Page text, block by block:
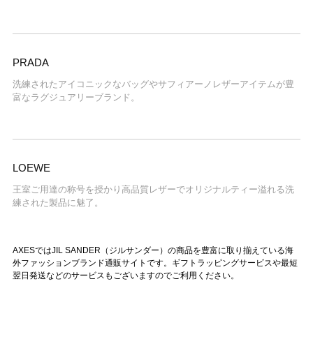
PRADA
洗練されたアイコニックなバッグやサフィアーノレザーアイテムが豊
富なラグジュアリーブランド。
LOEWE
王室ご用達の称号を授かり高品質レザーでオリジナルティー溢れる洗
練された製品に魅了。
AXESではJIL SANDER（ジルサンダー）の商品を豊富に取り揃えている海
外ファッションブランド通販サイトです。ギフトラッピングサービスや最短
翌日発送などのサービスもございますのでご利用ください。